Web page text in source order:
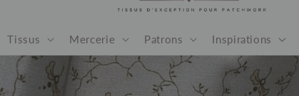
Tissus Mercerie Patrons Inspirations